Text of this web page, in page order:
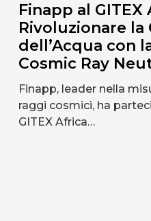
Finapp al GITEX
Rivoluzionare la
dell’Acqua con
Cosmic Ray
Finapp, leader nella
raggi cosmici, ha
GITEX Africa…